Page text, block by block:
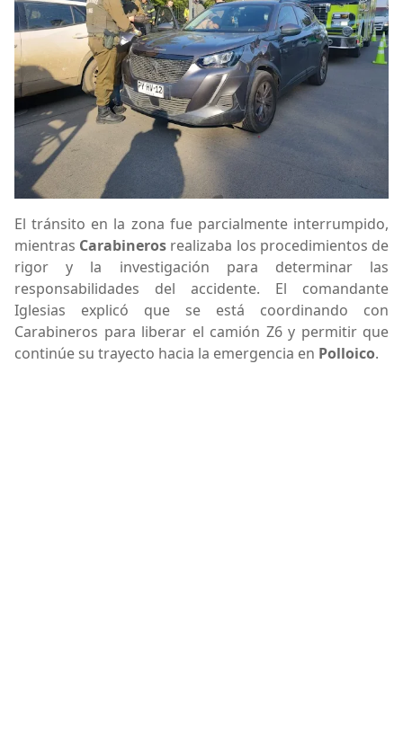
El tránsito en la zona fue parcialmente interrumpido,
mientras Carabineros realizaba los procedimientos de
rigor y la investigación para determinar las
responsabilidades del accidente. El comandante
Iglesias explicó que se está coordinando con
Carabineros para liberar el camión Z6 y permitir que
continúe su trayecto hacia la emergencia en Polloico.